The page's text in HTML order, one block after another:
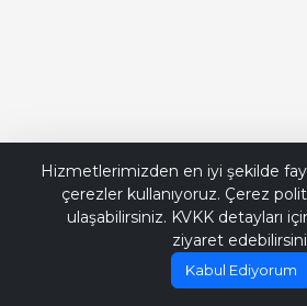
Hizmetlerimizden en iyi şekilde
çerezler kullanıyoruz. Çerez
ulaşabilirsiniz. KVKK detayları
ziyaret
Kabul Ediyorum